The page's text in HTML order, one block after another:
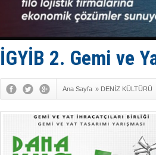
İGYİB 2. Gemi ve
Ana Sayfa » DENİZ KÜLTÜRÜ